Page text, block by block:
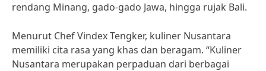
rendang Minang, gado-gado Jawa, hingga rujak Bali.
Menurut Chef Vindex Tengker, kuliner Nusantara
memiliki cita rasa yang khas dan beragam. “Kuliner
Nusantara merupakan perpaduan dari berbagai